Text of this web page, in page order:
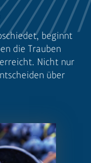
beginnt
die Trauben
Nicht nur
über